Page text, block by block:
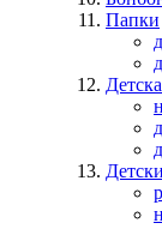
Папки